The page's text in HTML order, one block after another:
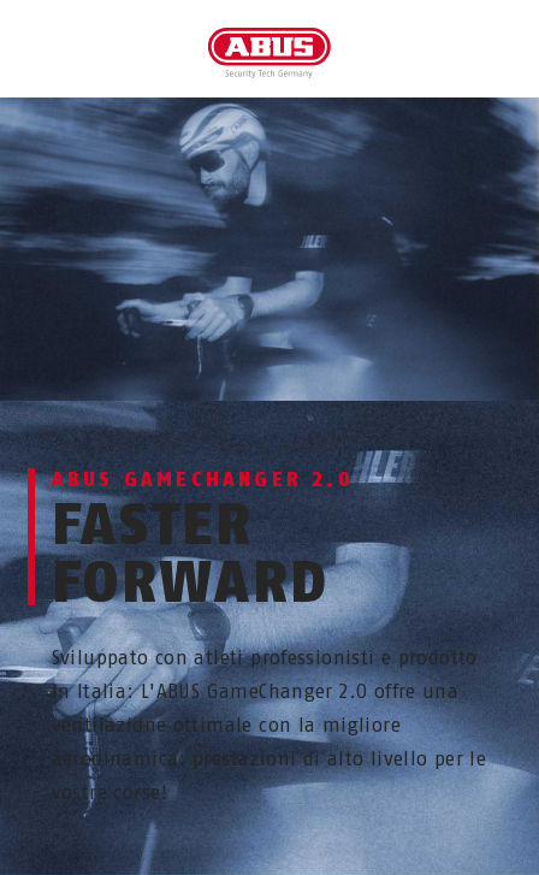
ABUS GAMECHANGER 2.0
FASTER
FORWARD
Sviluppato con atleti professionisti e prodotto
in Italia: L'ABUS GameChanger 2.0 offre una
ventilazione ottimale con la migliore
aerodinamica: prestazioni di alto livello per le
vostre corse!